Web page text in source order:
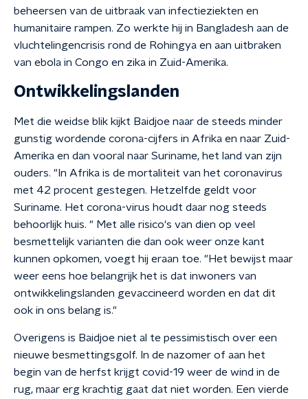
beheersen van de uitbraak van infectieziekten en
humanitaire rampen. Zo werkte hij in Bangladesh aan de
vluchtelingencrisis rond de Rohingya en aan uitbraken
van ebola in Congo en zika in Zuid-Amerika.
Ontwikkelingslanden
Met die weidse blik kijkt Baidjoe naar de steeds minder
gunstig wordende corona-cijfers in Afrika en naar Zuid-
Amerika en dan vooral naar Suriname, het land van zijn
ouders. "In Afrika is de mortaliteit van het coronavirus
met 42 procent gestegen. Hetzelfde geldt voor
Suriname. Het corona-virus houdt daar nog steeds
behoorlijk huis. " Met alle risico's van dien op veel
besmettelijk varianten die dan ook weer onze kant
kunnen opkomen, voegt hij eraan toe. "Het bewijst maar
weer eens hoe belangrijk het is dat inwoners van
ontwikkelingslanden gevaccineerd worden en dat dit
ook in ons belang is."
Overigens is Baidjoe niet al te pessimistisch over een
nieuwe besmettingsgolf. In de nazomer of aan het
begin van de herfst krijgt covid-19 weer de wind in de
rug, maar erg krachtig gaat dat niet worden. Een vierde